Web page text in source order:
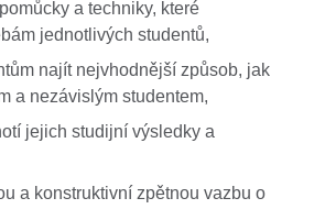
a techniky, které
jednotlivých studentů,
najít nejvhodnější způsob, jak
a nezávislým studentem,
jejich studijní výsledky a
a konstruktivní zpětnou vazbu o